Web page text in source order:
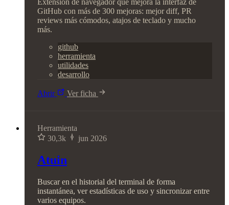
Extensión de navegador que mejora la interfaz de
GitHub con más de 300 mejoras: mejor diff, PR
reviews más cómodos, atajos de teclado y mucho
más.
github
herramienta
utilidades
desarrollo
Abrir Ver ficha
Herramienta
30,3k
jun 2026
Atuin
Buscar en el historial del terminal de forma
instantánea, ver estadísticas de uso y sincronizar entre
varios equipos.